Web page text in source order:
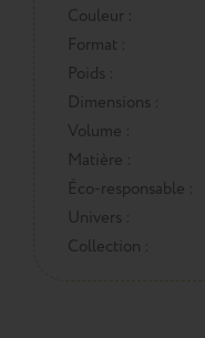
Couleur :
Format :
Poids :
Dimensions :
Volume :
Matière :
Éco-responsable :
Univers :
Collection :